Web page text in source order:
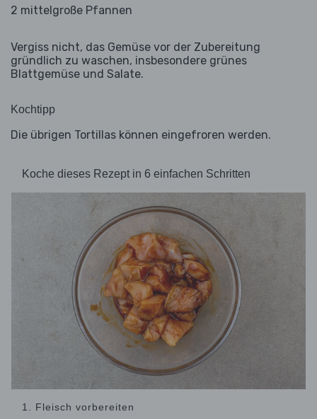
2 mittelgroße Pfannen
Vergiss nicht, das Gemüse vor der Zubereitung
gründlich zu waschen, insbesondere grünes
Blattgemüse und Salate.
Kochtipp
Die übrigen Tortillas können eingefroren werden.
Koche dieses Rezept in 6 einfachen Schritten
1. Fleisch vorbereiten